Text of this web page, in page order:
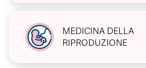
MEDICINA DELLA
RIPRODUZIONE